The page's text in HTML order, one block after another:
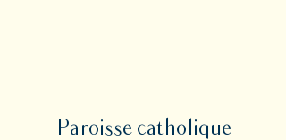
Paroisse catholique